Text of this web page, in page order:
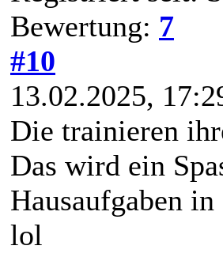
Bewertung: 7
#10
13.02.2025,
Die trainieren
Das wird ein
Hausaufgaben
lol